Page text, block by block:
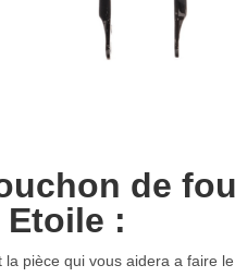
de
Etoile :
la pièce qui vous aidera a faire